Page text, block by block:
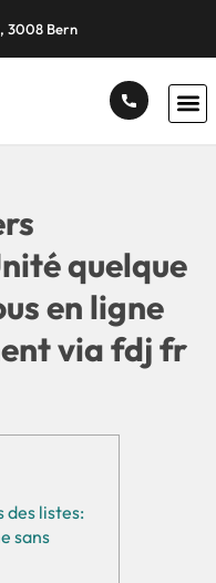
3008 Bern
quelque
en ligne
via fdj fr
des listes:
sans